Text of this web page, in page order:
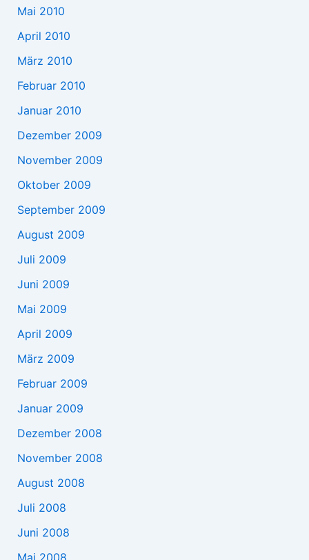
Mai 2010
April 2010
März 2010
Februar 2010
Januar 2010
Dezember 2009
November 2009
Oktober 2009
September 2009
August 2009
Juli 2009
Juni 2009
Mai 2009
April 2009
März 2009
Februar 2009
Januar 2009
Dezember 2008
November 2008
August 2008
Juli 2008
Juni 2008
Mai 2008